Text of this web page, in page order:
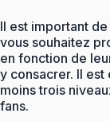
Il est important
vous souhaitez
en fonction de
y consacrer. Il
moins trois
fans.